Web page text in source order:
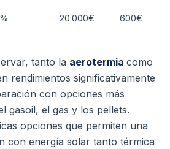
20.000€ 600€
tanto la aerotermia como
rendimientos significativamente
con opciones más
gasoil, el gas y los pellets.
opciones que permiten una
con energía solar tanto térmica